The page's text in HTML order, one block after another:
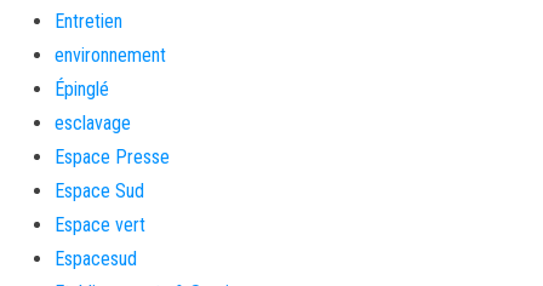
Entretien
environnement
Épinglé
esclavage
Espace Presse
Espace Sud
Espace vert
Espacesud